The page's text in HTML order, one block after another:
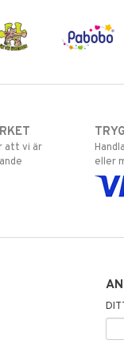
att vi är
eller